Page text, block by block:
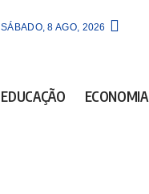
SÁBADO, 8 AGO, 2026
EDUCAÇÃO ECONOMIA